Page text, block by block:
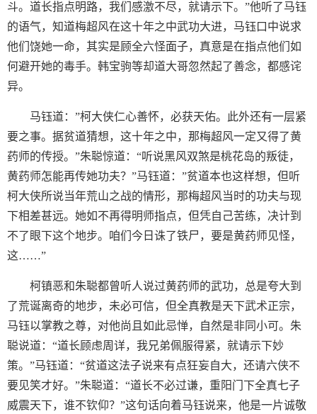
斗。道长指点明路，我们感激不尽，就请示下。”他听了马钰
的语气，知道梅超风在这十年之中武功大进，马钰口中说求
他们饶她一命，其实是顾全六怪面子，真意是在指点他们如
何避开她的毒手。韩宝驹等却道大哥忽然起了善念，都感诧
异。
马钰道：”柯大侠仁心善怀，必获天佑。此外还有一层紧
要之事。据贫道猜想，这十年之中，那梅超风一定又得了黄
药师的传授。”朱聪惊道：“听说黑风双煞是桃花岛的叛徒，
黄药师怎能再传她功夫？”马钰道：”贫道本也这样想，但听
柯大侠所说当年荒山之战的情形，那梅超风当时的功夫与现
下相差甚远。她如不再得明师指点，但凭自己苦练，决计到
不了眼下这个地步。咱们今日诛了铁尸，要是黄药师见怪，
这……”
柯镇恶和朱聪都曾听人说过黄药师的武功，总是夸大到
了荒诞离奇的地步，未必可信，但全真教是天下武术正宗，
马钰以掌教之尊，对他尚且如此忌惮，自然是非同小可。朱
聪说道：“道长顾虑周详，我兄弟佩服得紧，就请示下妙
策。”马钰道：“贫道这法子说来有点狂妄自大，还请六侠不
要见笑才好。”朱聪道：“道长不必过谦，重阳门下全真七子
威震天下，谁不钦仰？”这句话向着马钰说来，他是一片诚敬